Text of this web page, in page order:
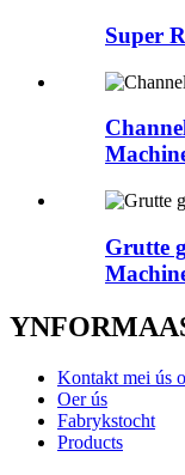
Super
Grutte
Kontakt mei ús
Oer ús
Fabrykstocht
Products